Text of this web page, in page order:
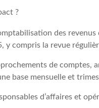
?
des
y compris la revue
de comptes,
base mensuelle et
d’affaires et